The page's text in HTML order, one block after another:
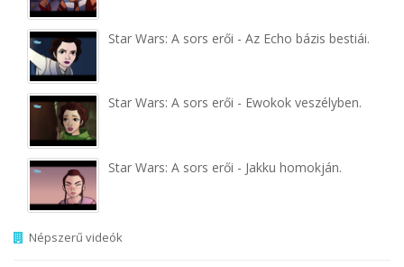
Star Wars: A sors erői - Az Echo bázis bestiái.
Star Wars: A sors erői - Ewokok veszélyben.
Star Wars: A sors erői - Jakku homokján.
Népszerű videók